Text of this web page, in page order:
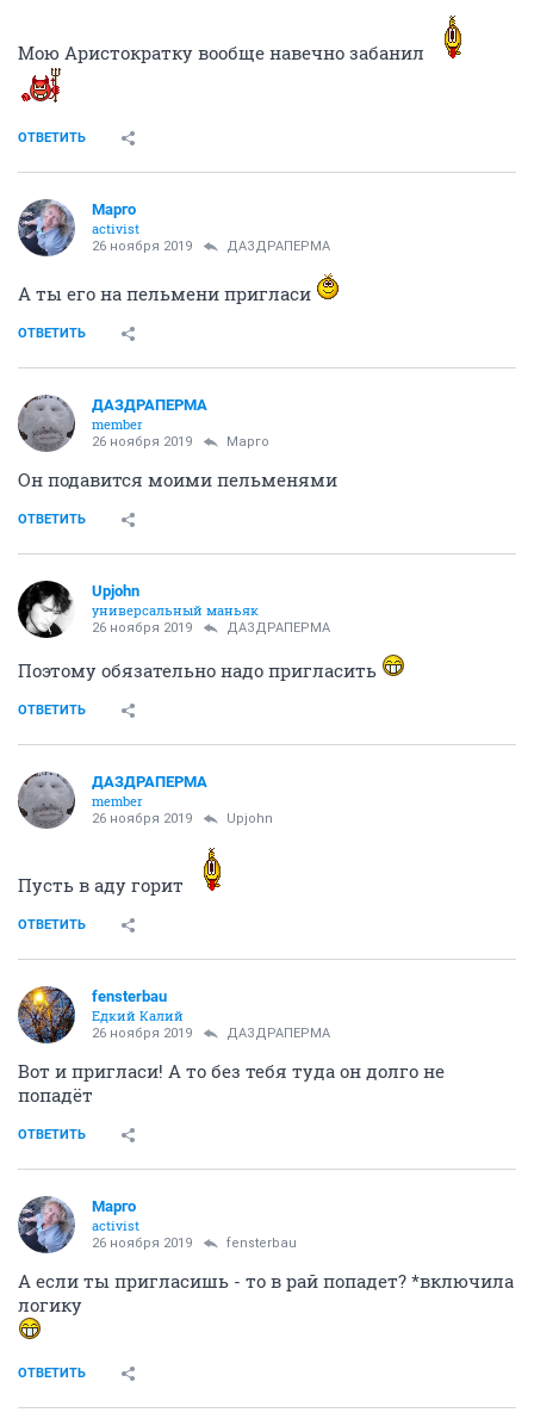
Мою Аристократку вообще навечно забанил
ОТВЕТИТЬ
Mаргo
activist
26 ноября 2019 ДАЗДРАПЕРМА
А ты его на пельмени пригласи
ОТВЕТИТЬ
ДАЗДРАПЕРМА
member
26 ноября 2019 Mаргo
Он подавится моими пельменями
ОТВЕТИТЬ
Upjohn
универсальный маньяк
26 ноября 2019 ДАЗДРАПЕРМА
Поэтому обязательно надо пригласить
ОТВЕТИТЬ
ДАЗДРАПЕРМА
member
26 ноября 2019 Upjohn
Пусть в аду горит
ОТВЕТИТЬ
fensterbau
Едкий Калий
26 ноября 2019 ДАЗДРАПЕРМА
Вот и пригласи! А то без тебя туда он долго не
попадёт
ОТВЕТИТЬ
Mаргo
activist
26 ноября 2019 fensterbau
А если ты пригласишь - то в рай попадет? *включила
логику
ОТВЕТИТЬ